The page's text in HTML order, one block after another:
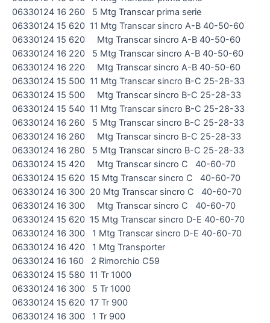
06330124 16 260 5 Mtg Transcar prima serie
06330124 15 620 11 Mtg Transcar sincro A-B 40-50-60
06330124 15 620 Mtg Transcar sincro A-B 40-50-60
06330124 16 220 5 Mtg Transcar sincro A-B 40-50-60
06330124 16 220 Mtg Transcar sincro A-B 40-50-60
06330124 15 500 11 Mtg Transcar sincro B-C 25-28-33
06330124 15 500 Mtg Transcar sincro B-C 25-28-33
06330124 15 540 11 Mtg Transcar sincro B-C 25-28-33
06330124 16 260 5 Mtg Transcar sincro B-C 25-28-33
06330124 16 260 Mtg Transcar sincro B-C 25-28-33
06330124 16 280 5 Mtg Transcar sincro B-C 25-28-33
06330124 15 420 Mtg Transcar sincro C 40-60-70
06330124 15 620 15 Mtg Transcar sincro C 40-60-70
06330124 16 300 20 Mtg Transcar sincro C 40-60-70
06330124 16 300 Mtg Transcar sincro C 40-60-70
06330124 15 620 15 Mtg Transcar sincro D-E 40-60-70
06330124 16 300 1 Mtg Transcar sincro D-E 40-60-70
06330124 16 420 1 Mtg Transporter
06330124 16 160 2 Rimorchio C59
06330124 15 580 11 Tr 1000
06330124 16 300 5 Tr 1000
06330124 15 620 17 Tr 900
06330124 16 300 1 Tr 900